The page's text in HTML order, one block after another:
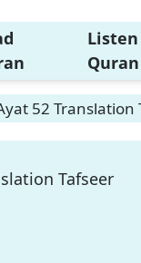
Listen
Quran
52 Translation
Tafseer